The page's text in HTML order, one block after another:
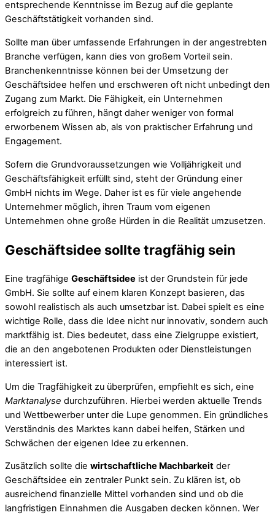
entsprechende Kenntnisse im Bezug auf die geplante
Geschäftstätigkeit vorhanden sind.
Sollte man über umfassende Erfahrungen in der angestrebten
Branche verfügen, kann dies von großem Vorteil sein.
Branchenkenntnisse können bei der Umsetzung der
Geschäftsidee helfen und erschweren oft nicht unbedingt den
Zugang zum Markt. Die Fähigkeit, ein Unternehmen
erfolgreich zu führen, hängt daher weniger von formal
erworbenem Wissen ab, als von praktischer Erfahrung und
Engagement.
Sofern die Grundvoraussetzungen wie Volljährigkeit und
Geschäftsfähigkeit erfüllt sind, steht der Gründung einer
GmbH nichts im Wege. Daher ist es für viele angehende
Unternehmer möglich, ihren Traum vom eigenen
Unternehmen ohne große Hürden in die Realität umzusetzen.
Geschäftsidee sollte tragfähig sein
Eine tragfähige Geschäftsidee ist der Grundstein für jede
GmbH. Sie sollte auf einem klaren Konzept basieren, das
sowohl realistisch als auch umsetzbar ist. Dabei spielt es eine
wichtige Rolle, dass die Idee nicht nur innovativ, sondern auch
marktfähig ist. Dies bedeutet, dass eine Zielgruppe existiert,
die an den angebotenen Produkten oder Dienstleistungen
interessiert ist.
Um die Tragfähigkeit zu überprüfen, empfiehlt es sich, eine
Marktanalyse durchzuführen. Hierbei werden aktuelle Trends
und Wettbewerber unter die Lupe genommen. Ein gründliches
Verständnis des Marktes kann dabei helfen, Stärken und
Schwächen der eigenen Idee zu erkennen.
Zusätzlich sollte die wirtschaftliche Machbarkeit der
Geschäftsidee ein zentraler Punkt sein. Zu klären ist, ob
ausreichend finanzielle Mittel vorhanden sind und ob die
langfristigen Einnahmen die Ausgaben decken können. Wer